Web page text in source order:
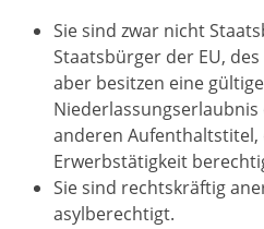
Sie sind zwar nicht
Staatsbürger der EU, des
aber besitzen eine gültige
anderen
Erwerbstätigkeit
Sie sind rechtskräftig
asylberechtigt.